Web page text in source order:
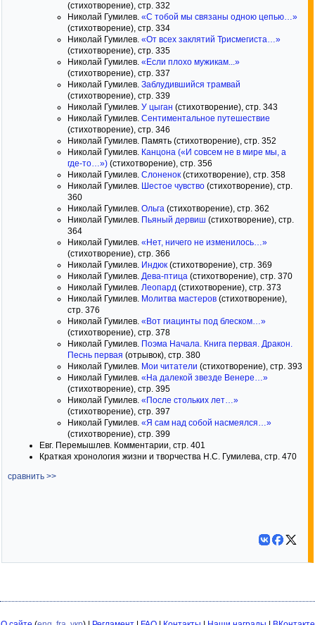
(стихотворение), стр. 332
Николай Гумилев. «С тобой мы связаны одною цепью…»
(стихотворение), стр. 334
Николай Гумилев. «От всех заклятий Трисмегиста…»
(стихотворение), стр. 335
Николай Гумилев. «Если плохо мужикам...»
(стихотворение), стр. 337
Николай Гумилев. Заблудившийся трамвай
(стихотворение), стр. 339
Николай Гумилев. У цыган (стихотворение), стр. 343
Николай Гумилев. Сентиментальное путешествие
(стихотворение), стр. 346
Николай Гумилев. Память (стихотворение), стр. 352
Николай Гумилев. Канцона («И совсем не в мире мы, а
где-то…») (стихотворение), стр. 356
Николай Гумилев. Слоненок (стихотворение), стр. 358
Николай Гумилев. Шестое чувство (стихотворение), стр.
360
Николай Гумилев. Ольга (стихотворение), стр. 362
Николай Гумилев. Пьяный дервиш (стихотворение), стр.
364
Николай Гумилев. «Нет, ничего не изменилось…»
(стихотворение), стр. 366
Николай Гумилев. Индюк (стихотворение), стр. 369
Николай Гумилев. Дева-птица (стихотворение), стр. 370
Николай Гумилев. Леопард (стихотворение), стр. 373
Николай Гумилев. Молитва мастеров (стихотворение),
стр. 376
Николай Гумилев. «Вот гиацинты под блеском…»
(стихотворение), стр. 378
Николай Гумилев. Поэма Начала. Книга первая. Дракон.
Песнь первая (отрывок), стр. 380
Николай Гумилев. Мои читатели (стихотворение), стр. 393
Николай Гумилев. «На далекой звезде Венере…»
(стихотворение), стр. 395
Николай Гумилев. «После стольких лет…»
(стихотворение), стр. 397
Николай Гумилев. «Я сам над собой насмеялся…»
(стихотворение), стр. 399
Евг. Перемышлев. Комментарии, стр. 401
Краткая хронология жизни и творчества Н.С. Гумилева, стр. 470
сравнить >>